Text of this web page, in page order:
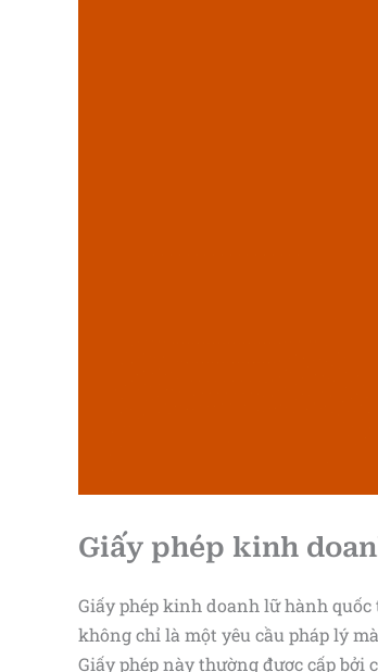
Giấy phép kinh
Giấy phép kinh doanh lữ hành
không chỉ là một yêu cầu pháp lý
Giấy phép này thường được cấp